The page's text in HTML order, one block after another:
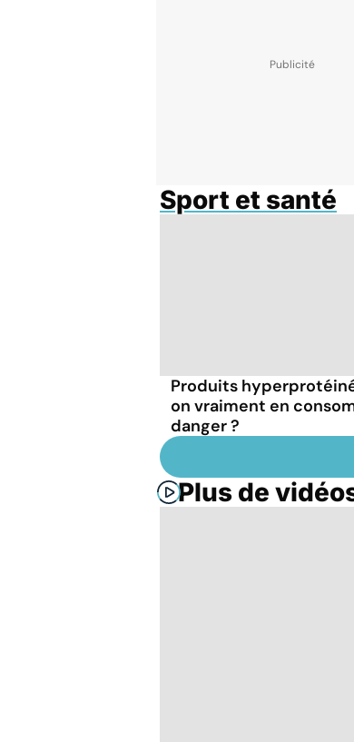
Sport et santé
Produits
on vraiment en
danger ?
Plus de